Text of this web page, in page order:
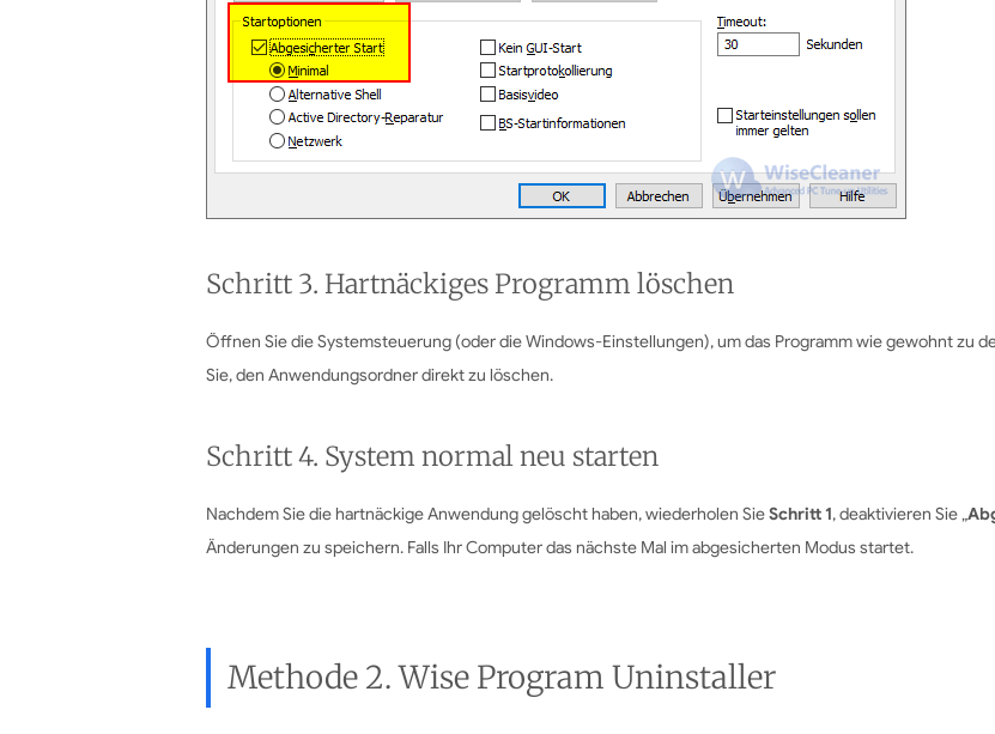
Schritt 3. Hartnäckiges Programm löschen
Öffnen Sie die Systemsteuerung (oder die Windows-Einstellungen), um das Programm wie gewohnt zu
Sie, den Anwendungsordner direkt zu löschen.
Schritt 4. System normal neu starten
Nachdem Sie die hartnäckige Anwendung gelöscht haben, wiederholen SieSchritt 1, deaktivieren Sie „
Änderungen zu speichern. Falls Ihr Computer das nächste Mal im abgesicherten Modus startet.
Methode 2. Wise Program Uninstaller